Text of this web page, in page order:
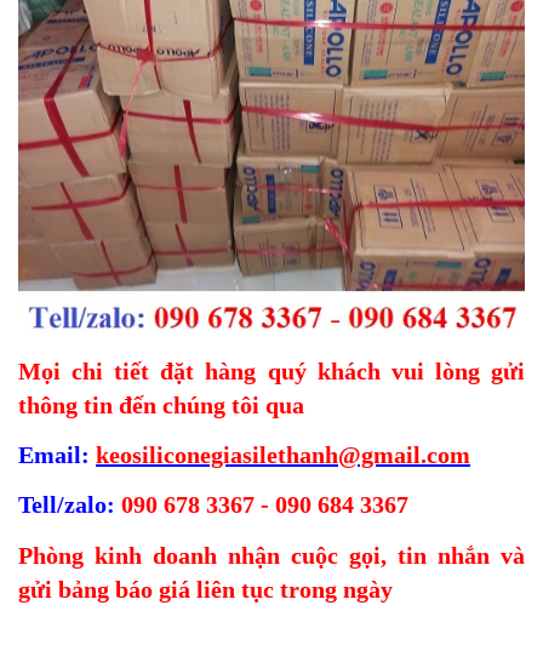
Mọi chi tiết đặt hàng quý khách vui lòng gửi
thông tin đến chúng tôi qua
Email: keosiliconegiasilethanh@gmail.com
Tell/zalo: 090 678 3367 - 090 684 3367
Phòng kinh doanh nhận cuộc gọi, tin nhắn và
gửi bảng báo giá liên tục trong ngày